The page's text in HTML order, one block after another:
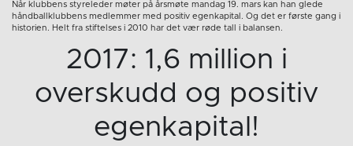
Når klubbens styreleder møter på årsmøte mandag 19. mars kan han glede
håndballklubbens medlemmer med positiv egenkapital. Og det er første gang i
historien. Helt fra stiftelses i 2010 har det vær røde tall i balansen.
2017: 1,6 million i
overskudd og positiv
egenkapital!